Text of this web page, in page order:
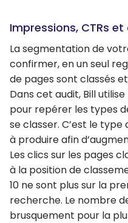
Impressions, CTRs et
La segmentation de
confirmer, en un seul
de pages sont classés
Dans cet audit, Bill
pour repérer les types
se classer. C’est le
à produire afin
Les clics sur les pages
à la position de
10 ne sont plus sur la
recherche. Le nombre
brusquement pour la